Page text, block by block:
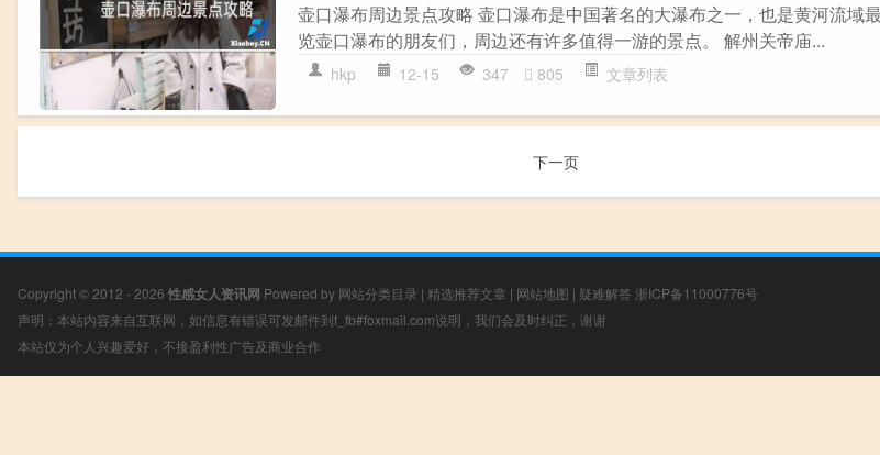
壶口瀑布周边景点攻略 壶口瀑布是中国著名的大瀑布之一，也是黄河流域
览壶口瀑布的朋友们，周边还有许多值得一游的景点。 解州关帝庙...
hkp 12-15 347 805 文章列表
下一页
Copyright © 2012 - 2026 性感女人资讯网 Powered by 网站分类目录 | 精选推荐文章 | 网站地图 | 疑难解答 浙ICP备11000776号
声明：本站内容来自互联网，如信息有错误可发邮件到f_fb#foxmail.com说明，我们会及时纠正，谢谢
本站仅为个人兴趣爱好，不接盈利性广告及商业合作